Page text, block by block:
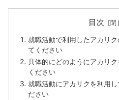
目次
就職活動で利用したアカリ
てください
具体的にどのようにアカリ
ください
就職活動にアカリクを利用
ださい